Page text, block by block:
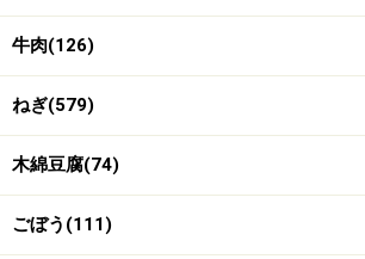
3
フライパンでショウガとネギを炒め
フライパンにごま油としょうが、ねぎ
て火にかけます。香りがたつまで炒め
牛肉(126)
ねぎ(579)
木綿豆腐(74)
ごぼう(111)